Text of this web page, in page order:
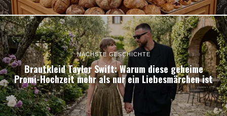
NÄCHSTE GESCHICHTE
Brautkleid Taylor Swift: Warum diese geheime
Promi-Hochzeit mehr als nur ein Liebesmärchen ist